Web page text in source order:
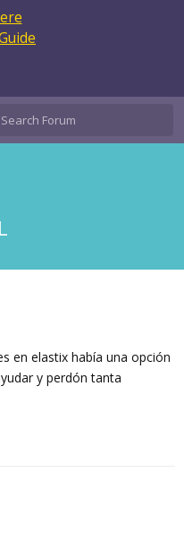
en elastix había una opción
y perdón tanta